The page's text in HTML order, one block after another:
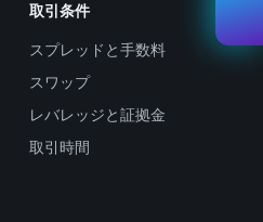
取引条件
スプレッドと手数料
スワップ
レバレッジと証拠金
取引時間